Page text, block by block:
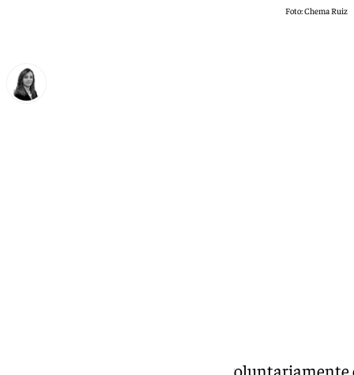
Foto: Chema Ruiz
Dos jóvenes han comparecido